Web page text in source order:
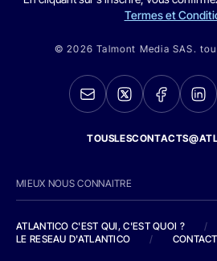
Termes et
© 2026 Talmont Media SAS.
MIEUX NOUS CONNAITRE
ATLANTICO C'EST QUI, C'EST QUOI ?
/
LE RESEAU D'ATLANTICO
/ CONTACT